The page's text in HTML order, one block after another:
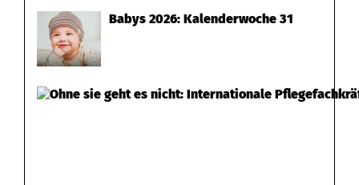
Babys 2026: Kalenderwoche 31